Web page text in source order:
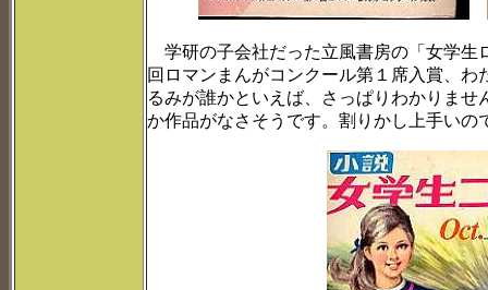
学研の子会社だった立風書房の「女学生
回ロマンまんがコンクール第１席入賞、
るみが誰かといえば、さっぱりわかりま
か作品がなさそうです。割りかし上手いの